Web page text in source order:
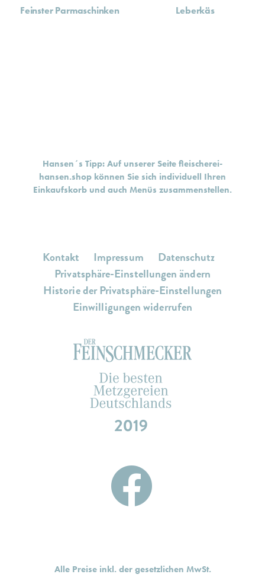
Feinster Parmaschinken Leberkäs
Hansen´s Tipp: Auf unserer Seite fleischerei-
hansen.shop können Sie sich individuell Ihren
Einkaufskorb und auch Menüs zusammenstellen.
Kontakt Impressum
Datenschutz
Privatsphäre-Einstellungen ändern
Historie der Privatsphäre-Einstellungen
Einwilligungen widerrufen
Alle Preise inkl. der gesetzlichen MwSt.